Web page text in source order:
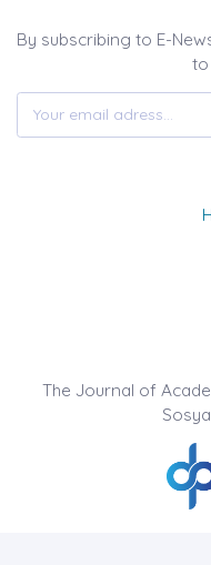
By subscribing to E-
to
The Journal of